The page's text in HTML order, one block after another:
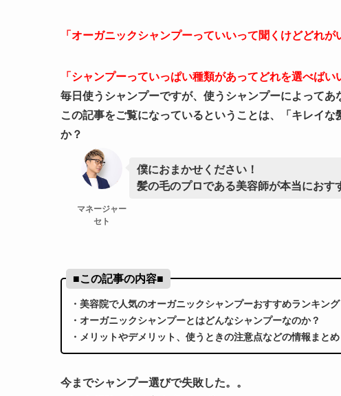
「オーガニックシャンプーっていいって聞くけどどれが
「シャンプーっていっぱい種類があってどれを選べばい
毎日使うシャンプーですが、使うシャンプーによってあ
この記事をご覧になっているということは、「キレイ
か？
マネージャー
セト
僕におまかせください！
髪の毛のプロである美容師が本当におす
■この記事の内容■
・美容院で人気のオーガニックシャンプーおすすめランキング
・オーガニックシャンプーとはどんなシャンプーなのか？
・メリットやデメリット、使うときの注意点などの情報まとめ
今までシャンプー選びで失敗した。。